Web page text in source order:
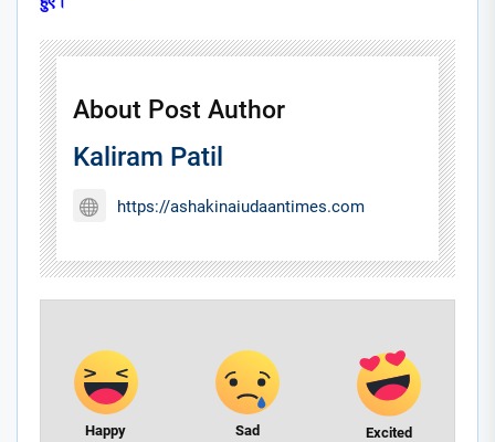
About Post Author
Kaliram Patil
https://ashakinaiudaantimes.com
Happy Sad Excited